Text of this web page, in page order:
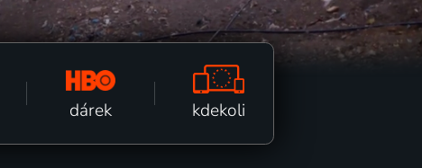
dárek kdekoli